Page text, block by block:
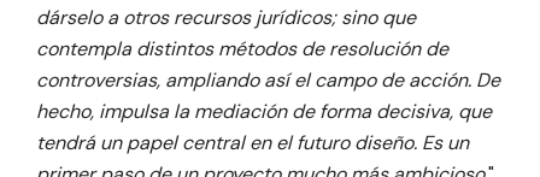
dárselo a otros recursos jurídicos; sino que
contempla distintos métodos de resolución de
controversias, ampliando así el campo de acción. De
hecho, impulsa la mediación de forma decisiva, que
tendrá un papel central en el futuro diseño. Es un